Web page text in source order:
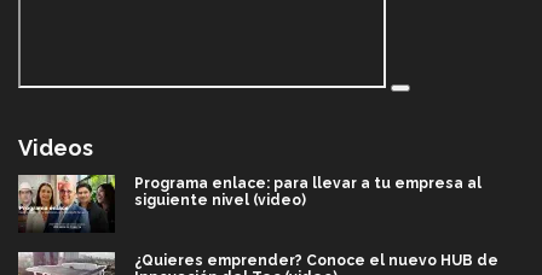
Videos
Programa enlace: para llevar a tu empresa al
siguiente nivel (video)
¿Quieres emprender? Conoce el nuevo HUB de